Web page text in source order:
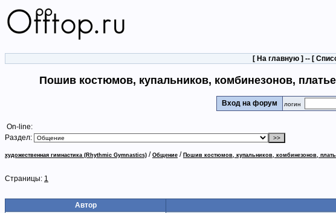
[ На главную ] -- [
Пошив костюмов, купальников, комбинезонов,
Вход на форум логин
On-line:
Раздел:
художественная гимнастика (Rhythmic Gymnastics) / Общение / Пошив костюмов, купальников, комбинезонов,
Страницы: 1
Автор